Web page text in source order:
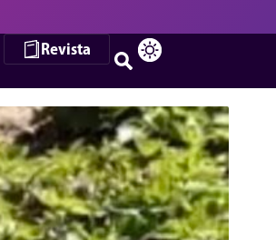
Revista